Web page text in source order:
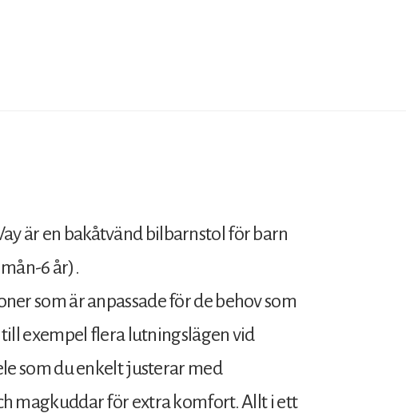
är en bakåtvänd bilbarnstol för barn
6 år).
som är anpassade för de behov som
exempel flera lutningslägen vid
som du enkelt justerar med
magkuddar för extra komfort. Allt i ett